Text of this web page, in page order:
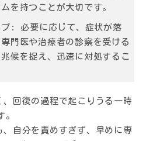
を持つことが大切です。
プ:
必要に応じて、症状が落
門医や治療者の診察を受ける
候を捉え、迅速に対処するこ
回復の過程で起こりうる一時
。
自分を責めすぎず、早めに専